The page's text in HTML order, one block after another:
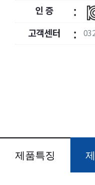
인 증 :
고객센터 :
제품특징